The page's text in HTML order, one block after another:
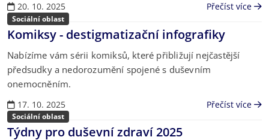
20. 10. 2025 Přečíst více
Sociální oblast
Komiksy - destigmatizační infografiky
Nabízíme vám sérii komiksů, které přibližují nejčastější
předsudky a nedorozumění spojené s duševním
onemocněním.
17. 10. 2025 Přečíst více
Sociální oblast
Týdny pro duševní zdraví 2025